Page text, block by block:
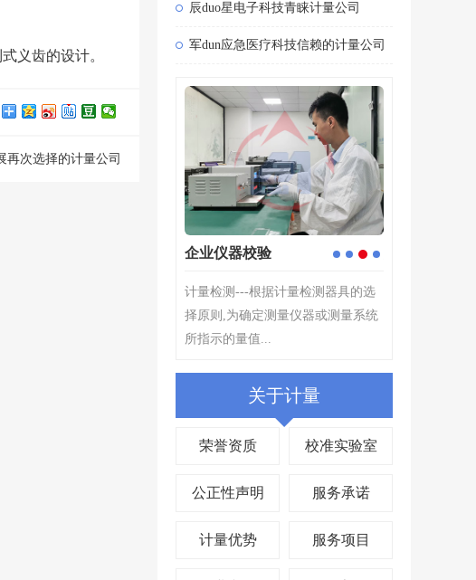
义齿的设计。
再次选择的计量公司
辰duo星电子科技青睐计量公司
军dun应急医疗科技信赖的计量公司
定制校准解决方案
计量工作能起到提高产业发展水平
的作用。在产业发展中,产品质量是
关键,产品质量检测的过程...
关于计量
荣誉资质 校准实验室
公正性声明 服务承诺
计量优势 服务项目